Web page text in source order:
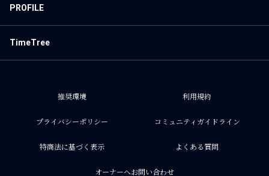
PROFILE
TimeTree
推奨環境 利用規約
プライバシーポリシー コミュニティガイドライン
特商法に基づく表示 よくある質問
オーナーへお問い合わせ